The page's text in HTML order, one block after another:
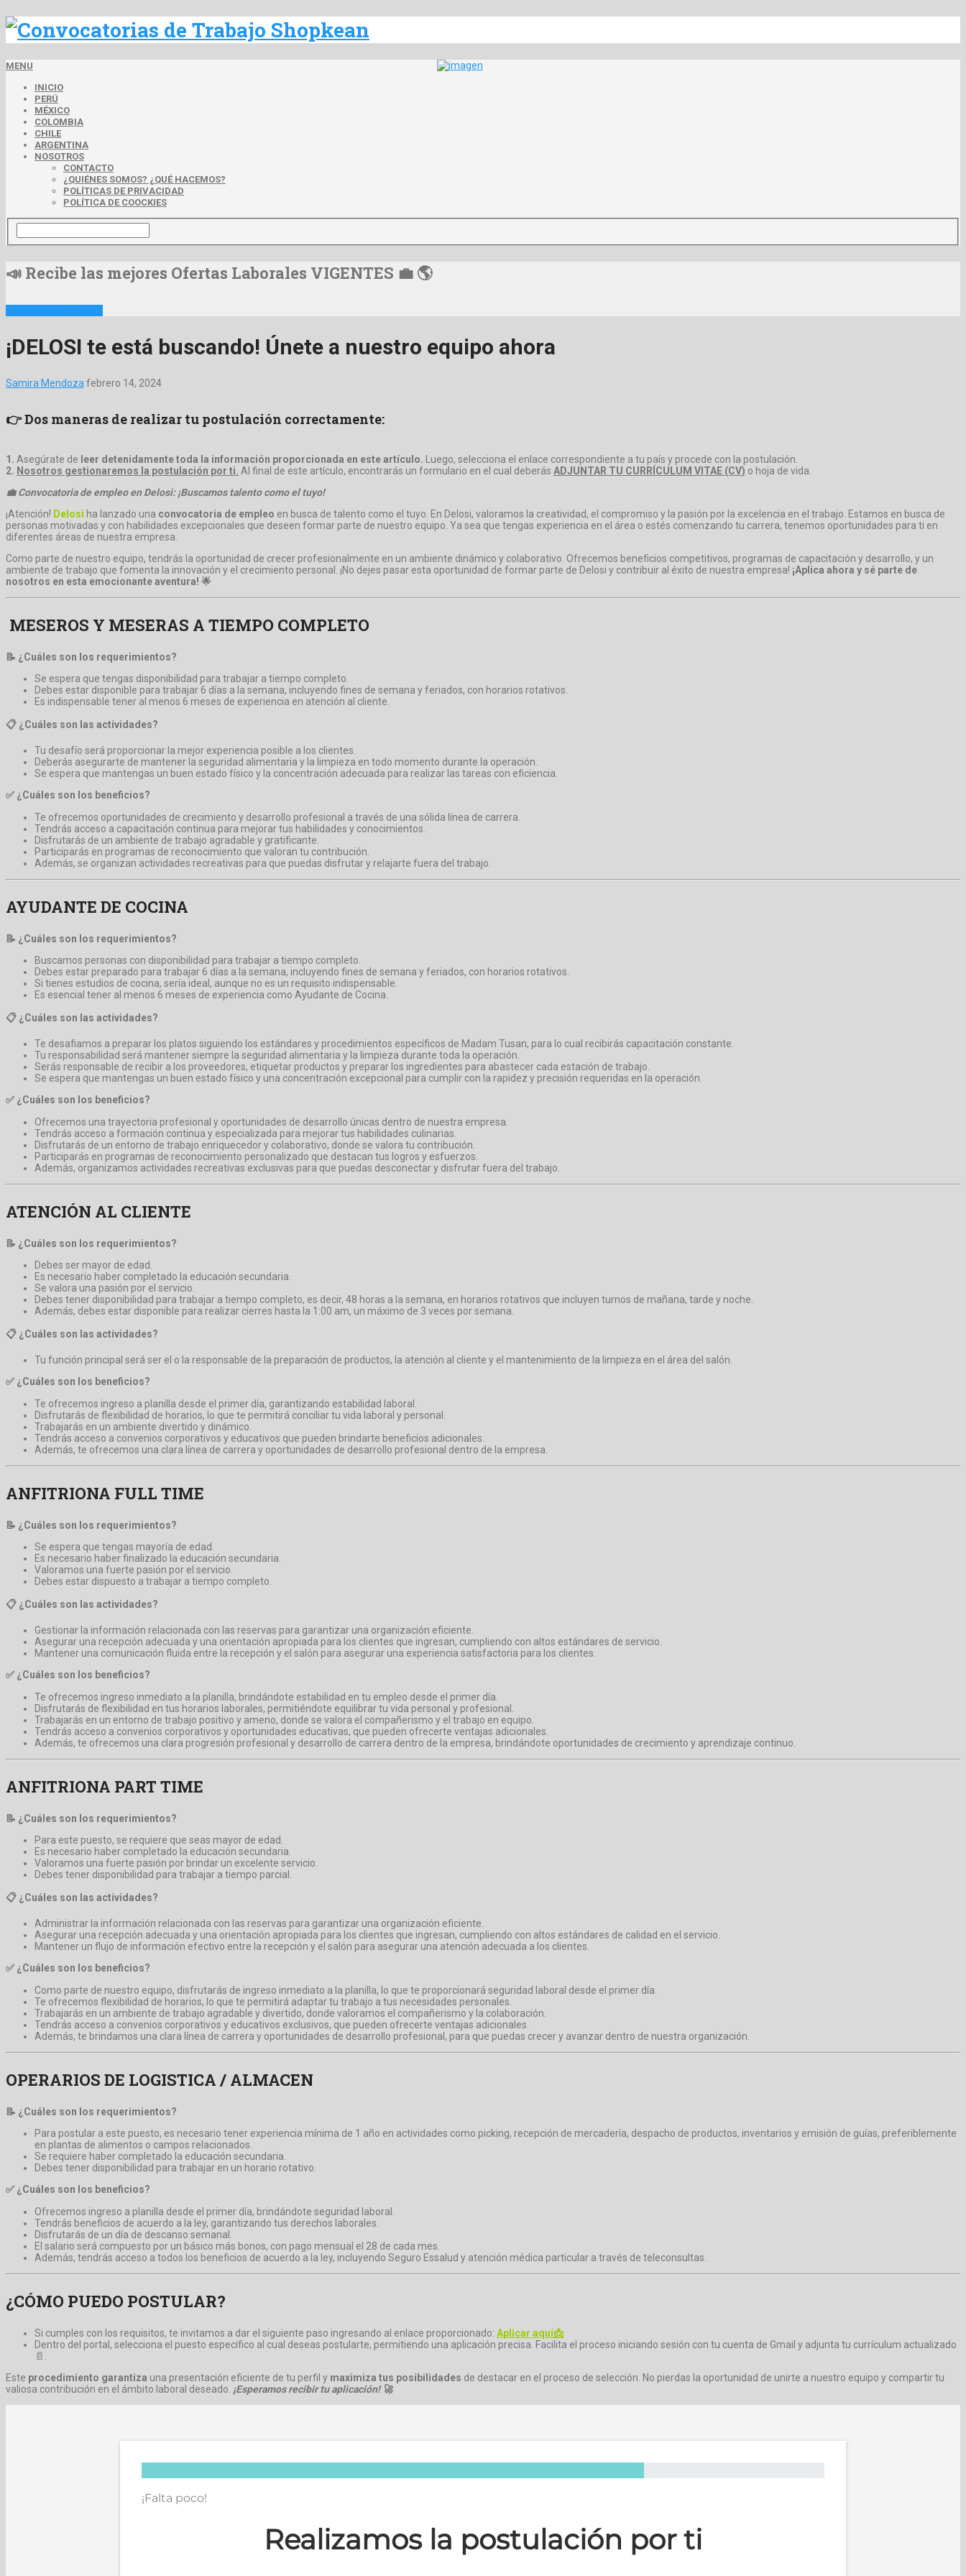
MENU
INICIO
PERÚ
MÉXICO
COLOMBIA
CHILE
ARGENTINA
NOSOTROS
CONTACTO
¿QUIÉNES SOMOS? ¿QUÉ HACEMOS?
POLÍTICAS DE PRIVACIDAD
POLÍTICA DE COOCKIES
📣 Recibe las mejores Ofertas Laborales VIGENTES 💼 🌎
¡DELOSI te está buscando! Únete a nuestro equipo ahora
Samira Mendoza febrero 14, 2024
👉 Dos maneras de realizar tu postulación correctamente:
1. Asegúrate de leer detenidamente toda la información proporcionada en este artículo. Luego, selecciona el enlace correspondiente a tu país y procede con la postulación.
2. Nosotros gestionaremos la postulación por ti. Al final de este artículo, encontrarás un formulario en el cual deberás ADJUNTAR TU CURRÍCULUM VITAE (CV) o hoja de vida.
💼 Convocatoria de empleo en Delosi: ¡Buscamos talento como el tuyo!
¡Atención! Delosi ha lanzado una convocatoria de empleo en busca de talento como el tuyo. En Delosi, valoramos la creatividad, el compromiso y la pasión por la excelencia en el trabajo. Estamos en busca de
personas motivadas y con habilidades excepcionales que deseen formar parte de nuestro equipo. Ya sea que tengas experiencia en el área o estés comenzando tu carrera, tenemos oportunidades para ti en
diferentes áreas de nuestra empresa.
Como parte de nuestro equipo, tendrás la oportunidad de crecer profesionalmente en un ambiente dinámico y colaborativo. Ofrecemos beneficios competitivos, programas de capacitación y desarrollo, y un
ambiente de trabajo que fomenta la innovación y el crecimiento personal. ¡No dejes pasar esta oportunidad de formar parte de Delosi y contribuir al éxito de nuestra empresa! ¡Aplica ahora y sé parte de
nosotros en esta emocionante aventura! 🌟
MESEROS Y MESERAS A TIEMPO COMPLETO
📝 ¿Cuáles son los requerimientos?
Se espera que tengas disponibilidad para trabajar a tiempo completo.
Debes estar disponible para trabajar 6 días a la semana, incluyendo fines de semana y feriados, con horarios rotativos.
Es indispensable tener al menos 6 meses de experiencia en atención al cliente.
📋 ¿Cuáles son las actividades?
Tu desafío será proporcionar la mejor experiencia posible a los clientes.
Deberás asegurarte de mantener la seguridad alimentaria y la limpieza en todo momento durante la operación.
Se espera que mantengas un buen estado físico y la concentración adecuada para realizar las tareas con eficiencia.
✅ ¿Cuáles son los beneficios?
Te ofrecemos oportunidades de crecimiento y desarrollo profesional a través de una sólida línea de carrera.
Tendrás acceso a capacitación continua para mejorar tus habilidades y conocimientos.
Disfrutarás de un ambiente de trabajo agradable y gratificante.
Participarás en programas de reconocimiento que valoran tu contribución.
Además, se organizan actividades recreativas para que puedas disfrutar y relajarte fuera del trabajo.
AYUDANTE DE COCINA
📝 ¿Cuáles son los requerimientos?
Buscamos personas con disponibilidad para trabajar a tiempo completo.
Debes estar preparado para trabajar 6 días a la semana, incluyendo fines de semana y feriados, con horarios rotativos.
Si tienes estudios de cocina, sería ideal, aunque no es un requisito indispensable.
Es esencial tener al menos 6 meses de experiencia como Ayudante de Cocina.
📋 ¿Cuáles son las actividades?
Te desafiamos a preparar los platos siguiendo los estándares y procedimientos específicos de Madam Tusan, para lo cual recibirás capacitación constante.
Tu responsabilidad será mantener siempre la seguridad alimentaria y la limpieza durante toda la operación.
Serás responsable de recibir a los proveedores, etiquetar productos y preparar los ingredientes para abastecer cada estación de trabajo.
Se espera que mantengas un buen estado físico y una concentración excepcional para cumplir con la rapidez y precisión requeridas en la operación.
✅ ¿Cuáles son los beneficios?
Ofrecemos una trayectoria profesional y oportunidades de desarrollo únicas dentro de nuestra empresa.
Tendrás acceso a formación continua y especializada para mejorar tus habilidades culinarias.
Disfrutarás de un entorno de trabajo enriquecedor y colaborativo, donde se valora tu contribución.
Participarás en programas de reconocimiento personalizado que destacan tus logros y esfuerzos.
Además, organizamos actividades recreativas exclusivas para que puedas desconectar y disfrutar fuera del trabajo.
ATENCIÓN AL CLIENTE
📝 ¿Cuáles son los requerimientos?
Debes ser mayor de edad.
Es necesario haber completado la educación secundaria.
Se valora una pasión por el servicio.
Debes tener disponibilidad para trabajar a tiempo completo, es decir, 48 horas a la semana, en horarios rotativos que incluyen turnos de mañana, tarde y noche.
Además, debes estar disponible para realizar cierres hasta la 1:00 am, un máximo de 3 veces por semana.
📋 ¿Cuáles son las actividades?
Tu función principal será ser el o la responsable de la preparación de productos, la atención al cliente y el mantenimiento de la limpieza en el área del salón.
✅ ¿Cuáles son los beneficios?
Te ofrecemos ingreso a planilla desde el primer día, garantizando estabilidad laboral.
Disfrutarás de flexibilidad de horarios, lo que te permitirá conciliar tu vida laboral y personal.
Trabajarás en un ambiente divertido y dinámico.
Tendrás acceso a convenios corporativos y educativos que pueden brindarte beneficios adicionales.
Además, te ofrecemos una clara línea de carrera y oportunidades de desarrollo profesional dentro de la empresa.
ANFITRIONA FULL TIME
📝 ¿Cuáles son los requerimientos?
Se espera que tengas mayoría de edad.
Es necesario haber finalizado la educación secundaria.
Valoramos una fuerte pasión por el servicio.
Debes estar dispuesto a trabajar a tiempo completo.
📋 ¿Cuáles son las actividades?
Gestionar la información relacionada con las reservas para garantizar una organización eficiente.
Asegurar una recepción adecuada y una orientación apropiada para los clientes que ingresan, cumpliendo con altos estándares de servicio.
Mantener una comunicación fluida entre la recepción y el salón para asegurar una experiencia satisfactoria para los clientes.
✅ ¿Cuáles son los beneficios?
Te ofrecemos ingreso inmediato a la planilla, brindándote estabilidad en tu empleo desde el primer día.
Disfrutarás de flexibilidad en tus horarios laborales, permitiéndote equilibrar tu vida personal y profesional.
Trabajarás en un entorno de trabajo positivo y ameno, donde se valora el compañerismo y el trabajo en equipo.
Tendrás acceso a convenios corporativos y oportunidades educativas, que pueden ofrecerte ventajas adicionales.
Además, te ofrecemos una clara progresión profesional y desarrollo de carrera dentro de la empresa, brindándote oportunidades de crecimiento y aprendizaje continuo.
ANFITRIONA PART TIME
📝 ¿Cuáles son los requerimientos?
Para este puesto, se requiere que seas mayor de edad.
Es necesario haber completado la educación secundaria.
Valoramos una fuerte pasión por brindar un excelente servicio.
Debes tener disponibilidad para trabajar a tiempo parcial.
📋 ¿Cuáles son las actividades?
Administrar la información relacionada con las reservas para garantizar una organización eficiente.
Asegurar una recepción adecuada y una orientación apropiada para los clientes que ingresan, cumpliendo con altos estándares de calidad en el servicio.
Mantener un flujo de información efectivo entre la recepción y el salón para asegurar una atención adecuada a los clientes.
✅ ¿Cuáles son los beneficios?
Como parte de nuestro equipo, disfrutarás de ingreso inmediato a la planilla, lo que te proporcionará seguridad laboral desde el primer día.
Te ofrecemos flexibilidad de horarios, lo que te permitirá adaptar tu trabajo a tus necesidades personales.
Trabajarás en un ambiente de trabajo agradable y divertido, donde valoramos el compañerismo y la colaboración.
Tendrás acceso a convenios corporativos y educativos exclusivos, que pueden ofrecerte ventajas adicionales.
Además, te brindamos una clara línea de carrera y oportunidades de desarrollo profesional, para que puedas crecer y avanzar dentro de nuestra organización.
OPERARIOS DE LOGISTICA / ALMACEN
📝 ¿Cuáles son los requerimientos?
Para postular a este puesto, es necesario tener experiencia mínima de 1 año en actividades como picking, recepción de mercadería, despacho de productos, inventarios y emisión de guías, preferiblemente
en plantas de alimentos o campos relacionados.
Se requiere haber completado la educación secundaria.
Debes tener disponibilidad para trabajar en un horario rotativo.
✅ ¿Cuáles son los beneficios?
Ofrecemos ingreso a planilla desde el primer día, brindándote seguridad laboral.
Tendrás beneficios de acuerdo a la ley, garantizando tus derechos laborales.
Disfrutarás de un día de descanso semanal.
El salario será compuesto por un básico más bonos, con pago mensual el 28 de cada mes.
Además, tendrás acceso a todos los beneficios de acuerdo a la ley, incluyendo Seguro Essalud y atención médica particular a través de teleconsultas.
¿CÓMO PUEDO POSTULAR?
Si cumples con los requisitos, te invitamos a dar el siguiente paso ingresando al enlace proporcionado: Aplicar aquí📩
Dentro del portal, selecciona el puesto específico al cual deseas postularte, permitiendo una aplicación precisa. Facilita el proceso iniciando sesión con tu cuenta de Gmail y adjunta tu currículum actualizado
📄.
Este procedimiento garantiza una presentación eficiente de tu perfil y maximiza tus posibilidades de destacar en el proceso de selección. No pierdas la oportunidad de unirte a nuestro equipo y compartir tu
valiosa contribución en el ámbito laboral deseado. ¡Esperamos recibir tu aplicación! 🚀